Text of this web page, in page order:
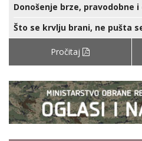
Donošenje brze, pravodobne
Što se krvlju brani, ne pušta
Pročitaj